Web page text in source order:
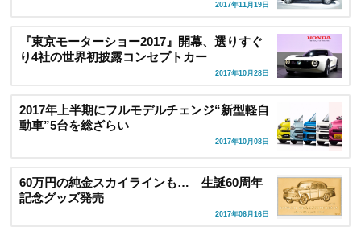
2017年11月19日
『東京モーターショー2017』開幕、選りすぐ
り4社の世界初披露コンセプトカー
2017年10月28日
2017年上半期にフルモデルチェンジ“新型軽自
動車”5台を総ざらい
2017年10月08日
60万円の純金スカイラインも… 生誕60周年
記念グッズ発売
2017年06月16日